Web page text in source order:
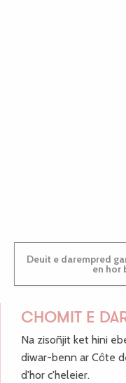
Deuit e darempred ganeomp pe deuit da welet ac'hanomp
en hor
CHOMIT E
Na zisoñjit ket hini
diwar-benn ar Côte
d'hor c'heleier.